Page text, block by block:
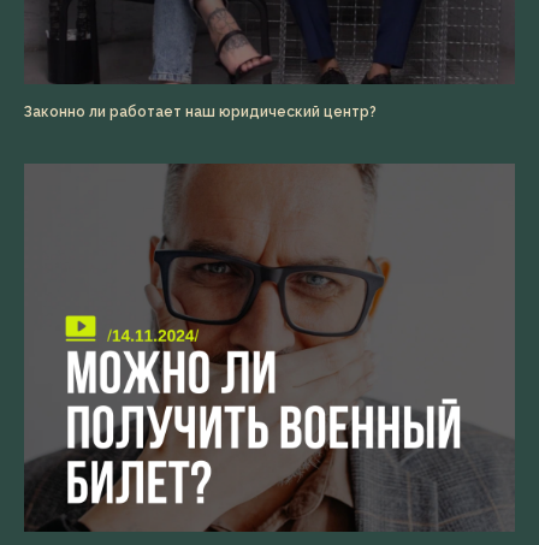
Законно ли работает наш юридический центр?